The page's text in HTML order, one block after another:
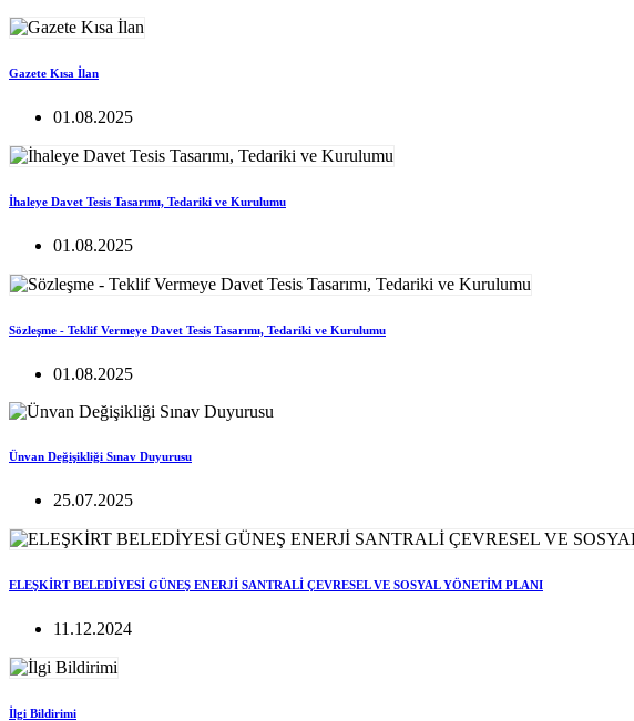
Gazete Kısa İlan
01.08.2025
İhaleye Davet Tesis Tasarımı, Tedariki ve Kurulumu
01.08.2025
Sözleşme - Teklif Vermeye Davet Tesis Tasarımı, Tedariki ve Kurulumu
01.08.2025
Ünvan Değişikliği Sınav Duyurusu
25.07.2025
ELEŞKİRT BELEDİYESİ GÜNEŞ ENERJİ SANTRALİ ÇEVRESEL VE SOSYAL YÖNETİM PLANI
11.12.2024
İlgi Bildirimi